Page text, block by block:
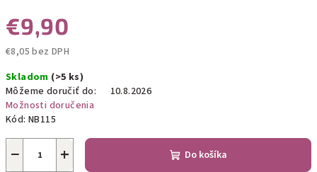
€9,90
€8,05 bez DPH
cena:
Skladom (>5 ks)
Môžeme doručiť do:
10.8.2026
Možnosti doručenia
Kód: NB115
+
− Do košíka